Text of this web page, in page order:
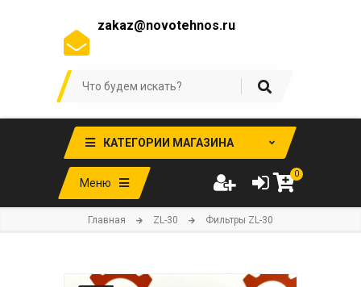
zakaz@novotehnos.ru
КАТЕГОРИИ МАГАЗИНА
Меню
0
Главная ZL-30 Фильтры ZL-30